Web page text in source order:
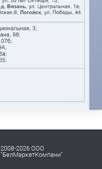
2008-2026 ООО
"БелМаркетКомпани"